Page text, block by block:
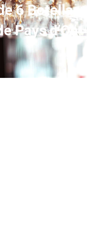
6 Botellas
Pays d’Oc